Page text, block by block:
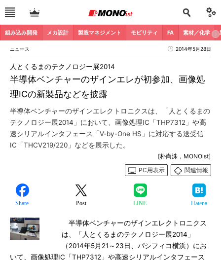
組み込み開発 メカ設計 製造マネジメント モビリティ FA 素材／化学
ニュース 2014年5月28日
半導体ベンチャーのザインエレが初参加、画像処
理ICの新製品などを披露
人とくるまのテクノロジー展2014
半導体ベンチャーのザインエレクトロニクスは、「人とくるまの
テクノロジー展2014」において、画像処理IC「THP7312」や高
速シリアルインタフェース「V-by-One HS」に対応する送受信
IC「THCV219/220」などを展示した。
[朴尚洙，MONOist]
PC用表示
関連情報
Share Post LINE Hatena
半導体ベンチャーのザインエレクトロニクス
は、「人とくるまのテクノロジー展2014」
（2014年5月21～23日、パシフィコ横浜）にお
いて、画像処理IC「THP7312」や高速シリアルインタフェース